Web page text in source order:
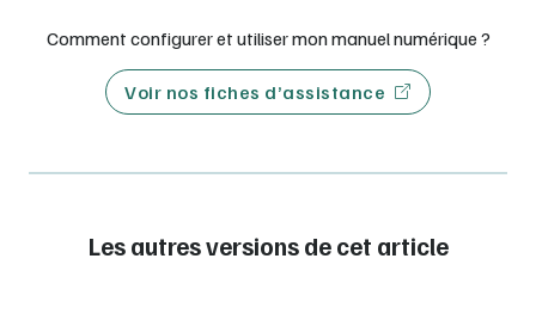
Comment configurer et utiliser mon manuel numérique ?
Voir nos fiches d’assistance
Les autres versions de cet article